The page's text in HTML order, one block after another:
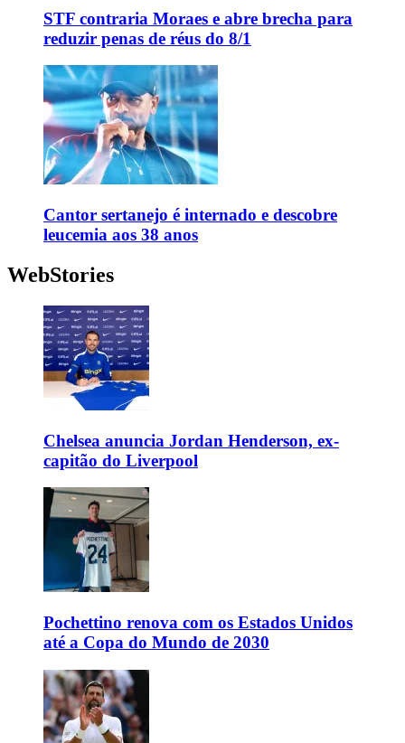
STF contraria Moraes e abre brecha para
reduzir penas de réus do 8/1
Cantor sertanejo é internado e descobre
leucemia aos 38 anos
WebStories
Chelsea anuncia Jordan Henderson, ex-
capitão do Liverpool
Pochettino renova com os Estados Unidos
até a Copa do Mundo de 2030